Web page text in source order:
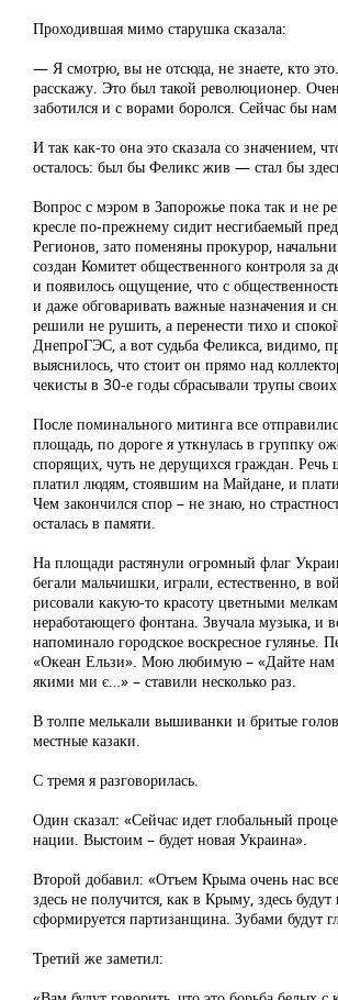
Проходившая мимо старушка сказала:
— Я смотрю, вы не отсюда, не знаете, кто
расскажу. Это был такой революционер.
заботился и с ворами боролся. Сейчас бы нам
И так как-то она это сказала со значением,
осталось: был бы Феликс жив — стал бы
Вопрос с мэром в Запорожье пока так и не
кресле по-прежнему сидит несгибаемый
Регионов, зато поменяны прокурор,
создан Комитет общественного контроля за
и появилось ощущение, что с
и даже обговаривать важные назначения и
решили не рушить, а перенести тихо и
ДнепроГЭС, а вот судьба Феликса, видимо,
выяснилось, что стоит он прямо над
чекисты в 30-е годы сбрасывали трупы своих
После поминального митинга все
площадь, по дороге я уткнулась в группку
спорящих, чуть не дерущихся граждан. Речь
платил людям, стоявшим на Майдане, и
Чем закончился спор – не знаю, но
осталась в памяти.
На площади растянули огромный флаг
бегали мальчишки, играли, естественно, в
рисовали какую-то красоту цветными
неработающего фонтана. Звучала музыка, и
напоминало городское воскресное гулянье.
«Океан Ельзи». Мою любимую – «Дайте нам
якими ми є…» – ставили несколько раз.
В толпе мелькали вышиванки и бритые
местные казаки.
С тремя я разговорилась.
Один сказал: «Сейчас идет глобальный
нации. Выстоим – будет новая Украина».
Второй добавил: «Отъем Крыма очень нас
здесь не получится, как в Крыму, здесь будут
сформируется партизанщина. Зубами будут
Третий же заметил: